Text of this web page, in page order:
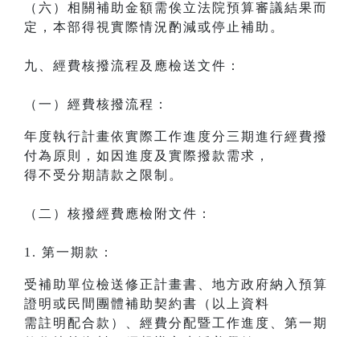
（六）相關補助金額需俟立法院預算審議結果而
定，本部得視實際情況酌減或停止補助。
九、經費核撥流程及應檢送文件：
（一）經費核撥流程：
年度執行計畫依實際工作進度分三期進行經費撥
付為原則，如因進度及實際撥款需求，
得不受分期請款之限制。
（二）核撥經費應檢附文件：
1. 第一期款：
受補助單位檢送修正計畫書、地方政府納入預算
證明或民間團體補助契約書（以上資料
需註明配合款）、經費分配暨工作進度、第一期